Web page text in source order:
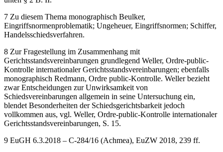
7 Zu diesem Thema monographisch Beulker,
Eingriffsnormenproblematik; Ungeheuer, Eingriffsnormen; Schiffer,
Handelsschiedsverfahren.
8 Zur Fragestellung im Zusammenhang mit
Gerichtsstandsvereinbarungen grundlegend Weller, Ordre-public-
Kontrolle internationaler Gerichtsstandsvereinbarungen; ebenfalls
monographisch Redmann, Ordre public-Kontrolle. Wellerbezieht
zwar Entscheidungen zur Unwirksamkeit von
Schiedsvereinbarungen allgemein in seine Untersuchung ein,
blendet Besonderheiten der Schiedsgerichtsbarkeit jedoch
vollkommen aus, vgl. Weller, Ordre-public-Kontrolle internationaler
Gerichtsstandsvereinbarungen, S. 15.
9 EuGH 6.3.2018 – C-284/16 (Achmea), EuZW 2018, 239 ff.